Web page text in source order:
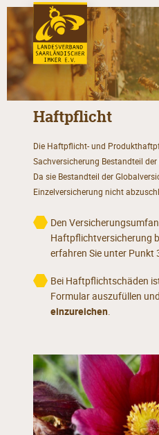
Haftpflicht
Die Haftpflicht- und
Sachversicherung Bestandteil
Da sie Bestandteil der
Einzelversicherung nicht
Den
Haftpflichtversicherung
erfahren Sie unter Punkt
Bei Haftpflichtschäden
Formular auszufüllen und
einzureichen.